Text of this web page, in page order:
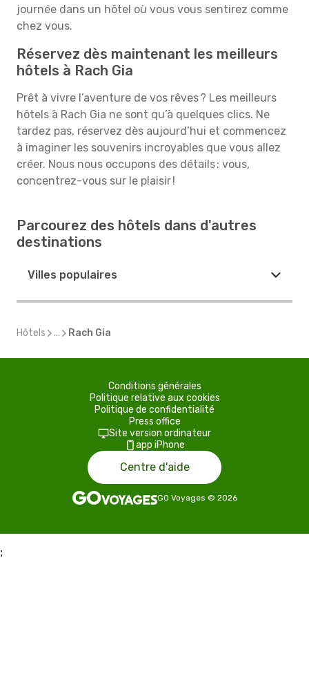
journée dans un hôtel où vous vous sentirez comme
chez vous.
Réservez dès maintenant les meilleurs
hôtels à Rach Gia
Prêt à vivre l’aventure de vos rêves ? Les meilleurs
hôtels à Rach Gia ne sont qu’à quelques clics. Ne
tardez pas, réservez dès aujourd’hui et commencez
à imaginer les souvenirs incroyables que vous allez
créer. Nous nous occupons des détails : vous,
concentrez-vous sur le plaisir !
Parcourez des hôtels dans d'autres
destinations
Villes populaires
Hôtels ... Rach Gia
Conditions générales
Politique relative aux cookies
Politique de confidentialité
Press office
Site version ordinateur
app iPhone
Centre d'aide
GO Voyages © 2026
;